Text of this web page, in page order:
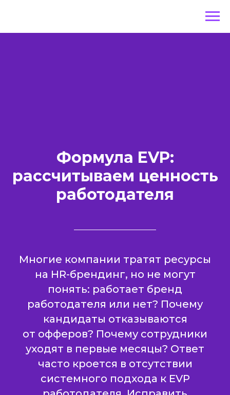
Формула EVP:
рассчитываем ценность
работодателя
Многие компании тратят ресурсы
на HR-брендинг, но не могут
понять: работает бренд
работодателя или нет? Почему
кандидаты отказываются
от офферов? Почему сотрудники
уходят в первые месяцы? Ответ
часто кроется в отсутствии
системного подхода к EVP